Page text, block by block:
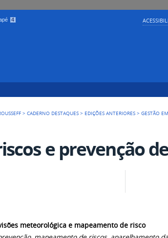
4
>CADERNO DESTAQUES > EDIÇÕES ANTERIORES >GESTÃO
e prevenção
meteorológica e mapeamento de risco